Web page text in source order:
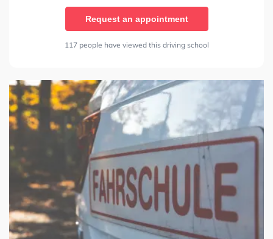
Request an appointment
117 people have viewed this driving school